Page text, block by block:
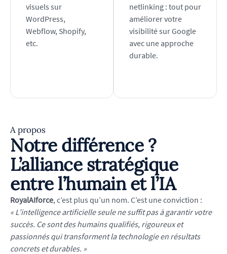
visuels sur
WordPress,
Webflow, Shopify,
etc.
netlinking : tout pour
améliorer votre
visibilité sur Google
avec une approche
durable.
A propos
Notre différence ?
L’alliance stratégique
entre l’humain et l’IA
RoyalAIforce, c’est plus qu’un nom. C’est une conviction :
« L’intelligence artificielle seule ne suffit pas à garantir votre
succès. Ce sont des humains qualifiés, rigoureux et
passionnés qui transforment la technologie en résultats
concrets et durables. »